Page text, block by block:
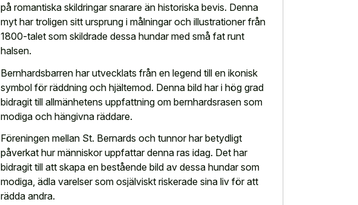
på romantiska skildringar snarare än historiska bevis. Denna
myt har troligen sitt ursprung i målningar och illustrationer från
1800-talet som skildrade dessa hundar med små fat runt
halsen.
Bernhardsbarren har utvecklats från en legend till en ikonisk
symbol för räddning och hjältemod. Denna bild har i hög grad
bidragit till allmänhetens uppfattning om bernhardsrasen som
modiga och hängivna räddare.
Föreningen mellan St. Bernards och tunnor har betydligt
påverkat hur människor uppfattar denna ras idag. Det har
bidragit till att skapa en bestående bild av dessa hundar som
modiga, ädla varelser som osjälviskt riskerade sina liv för att
rädda andra.